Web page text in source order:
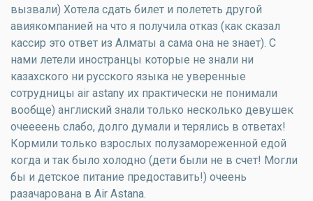
вызвали) Хотела сдать билет и полететь другой
авиякомпанией на что я получила отказ (как сказал
кассир это ответ из Алматы а сама она не знает). С
нами летели иностранцы которые не знали ни
казахского ни русского языка не уверенные
сотрудницы air astany их практически не понимали
вообще) англиский знали только несколько девушек
очеееень слабо, долго думали и терялись в ответах!
Кормили только взрослых полузамореженной едой
когда и так было холодно (дети были не в счет! Могли
бы и детское питание предоставить!) очеень
разачарована в Air Astana.